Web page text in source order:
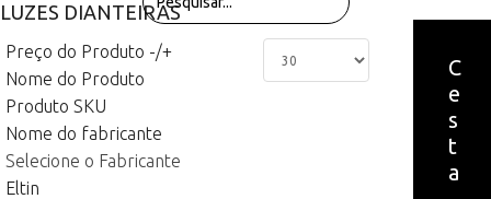
LUZES DIANTEIRAS
Preço do Produto -/+
Nome do Produto
Produto SKU
Nome do fabricante
Selecione o Fabricante
Eltin
C
e
s
t
a